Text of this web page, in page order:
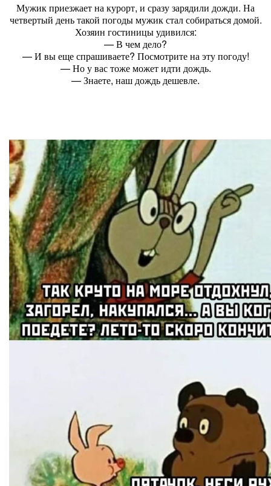
Мужик приезжает на курорт, и сразу зарядили дожди. На
четвертый день такой погоды мужик стал собираться домой.
Хозяин гостиницы удивился:
— В чем дело?
— И вы еще спрашиваете? Посмотрите на эту погоду!
— Но у вас тоже может идти дождь.
— Знаете, наш дождь дешевле.